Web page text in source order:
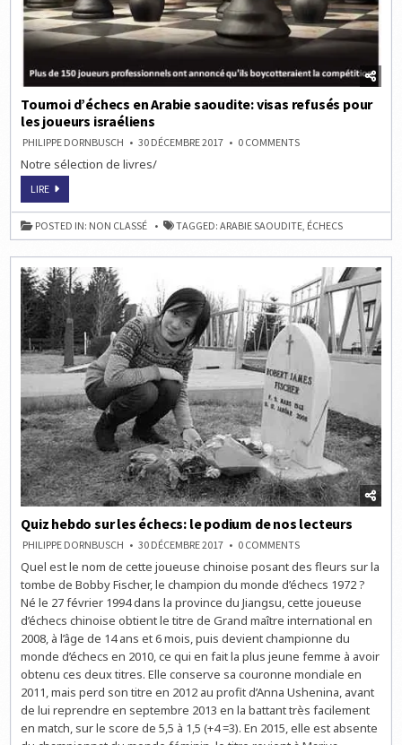
Tournoi d’échecs en Arabie saoudite: visas refusés pour
les joueurs israéliens
PHILIPPE DORNBUSCH 30 DÉCEMBRE 2017 0 COMMENTSON
REFUSÉS
POUR
LES
ISRAÉLIENS
Notre sélection de livres/
LIRETOURNOI
EN
ARABIE
SAOUDITE:
VISAS
LES
JOUEURS
ISRAÉLIENS
POSTED IN: NON CLASSÉ TAGGED:ARABIE SAOUDITE, ÉCHECS
Quiz hebdo sur les échecs: le podium de nos lecteurs
PHILIPPE DORNBUSCH 30 DÉCEMBRE 2017 0 COMMENTSON
HEBDO
LES
ÉCHECS:
LE
PODIUM
NOS
LECTEURS
Quel est le nom de cette joueuse chinoise posant des fleurs sur la
tombe de Bobby Fischer, le champion du monde d’échecs 1972 ?
Né le 27 février 1994 dans la province du Jiangsu, cette joueuse
d’échecs chinoise obtient le titre de Grand maître international en
2008, à l’âge de 14 ans et 6 mois, puis devient championne du
monde d’échecs en 2010, ce qui en fait la plus jeune femme à avoir
obtenu ces deux titres. Elle conserve sa couronne mondiale en
2011, mais perd son titre en 2012 au profit d’Anna Ushenina, avant
de lui reprendre en septembre 2013 en la battant très facilement
en match, sur le score de 5,5 à 1,5 (+4 =3). En 2015, elle est absente